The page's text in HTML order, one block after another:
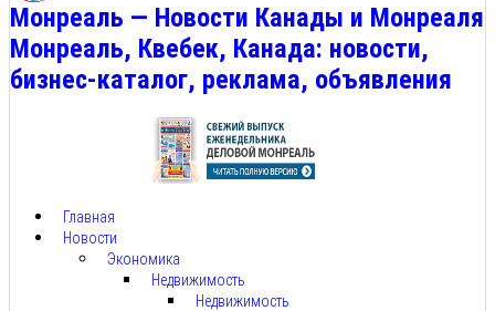
Монреаль — Новости Канады и Монреаля
Монреаль, Квебек, Канада: новости,
бизнес-каталог, реклама, объявления
Главная
Новости
Экономика
Недвижимость
Недвижимость